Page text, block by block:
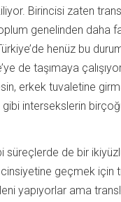
Birincisi zaten
genelinden daha
henüz bu
de taşımaya
erkek tuvaletine
intersekslerin
süreçlerde de bir
geçmek için
yapıyorlar ama